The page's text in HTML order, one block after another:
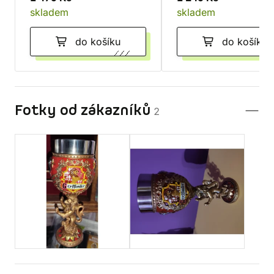
skladem
do košíku
skladem
do košíku
Fotky od zákazníků 2